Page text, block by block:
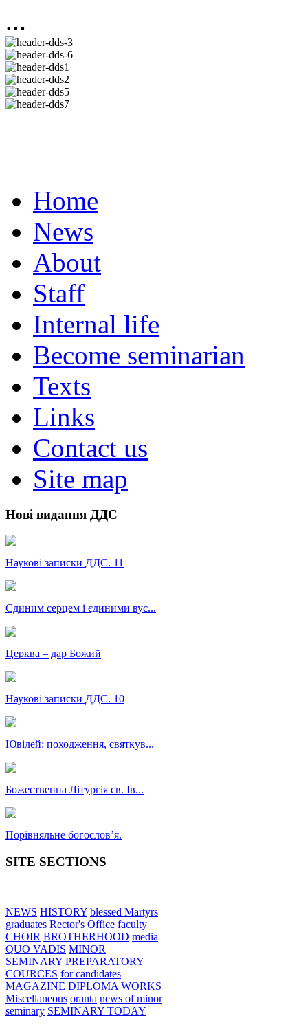
...
Home
News
About
Staff
Internal life
Become seminarian
Texts
Links
Contact us
Site map
Нові видання ДДС
Наукові записки ДДС. 11
Єдиним серцем і єдиними вус...
Церква – дар Божий
Наукові записки ДДС. 10
Ювілей: походження, святкув...
Божественна Літургія св. Ів...
Порівняльне богословʼя.
SITE SECTIONS
NEWS HISTORY blessed Martyrs
graduates Rector's Office faculty
CHOIR BROTHERHOOD media
QUO VADIS MINOR
SEMINARY PREPARATORY
COURCES for candidates
MAGAZINE DIPLOMA WORKS
Miscellaneous oranta news of minor
seminary SEMINARY TODAY